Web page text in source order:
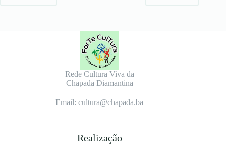
Rede Cultura Viva da
Chapada Diamantina
Email: cultura@chapada.ba
Realização